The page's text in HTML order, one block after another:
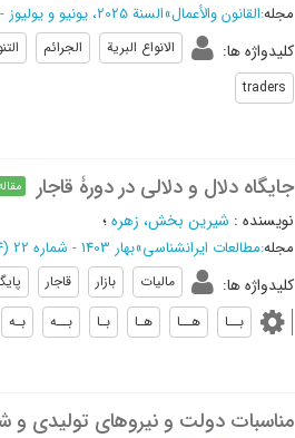
مجله:القانون والأعمال»السنة 2025، یونیو و یولیوز - العدد 58
کلیدواژه ها: الانواع البریة الجرائم
traders
جایگاه دلال و دلالی در دورۀ قاجار
نویسنده : شیرین بخش، زهره؛
مجله:مطالعات ایرانشناسی»بهار 1403 - شماره 22 (‎24 صفحه -
کلیدواژه ها: مالیات بازار قاجار
بــا
هــا هـا بـا بــه بـه
مناسبات دولت و نیروهای